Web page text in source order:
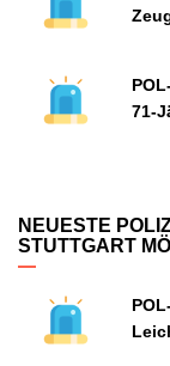
71-
NEUESTE
STUTTGART